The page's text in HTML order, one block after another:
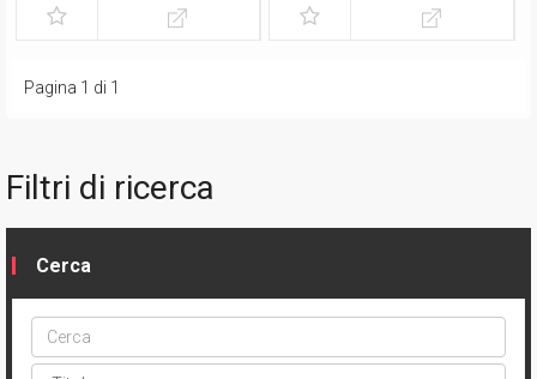
Pagina 1 di 1
Filtri di ricerca
Cerca
Cerca
ptype